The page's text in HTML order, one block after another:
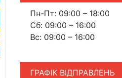
Пн-Пт: 09:00 – 18:00
Сб: 09:00 – 16:00
Вс: 09:00 – 16:00
ГРАФІК ВІДПРАВЛЕНЬ